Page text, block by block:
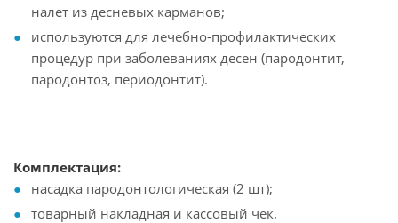
налет из десневых карманов;
используются для лечебно-профилактических
процедур при заболеваниях десен (пародонтит,
пародонтоз, периодонтит).
Комплектация:
насадка пародонтологическая (2 шт);
товарный накладная и кассовый чек.